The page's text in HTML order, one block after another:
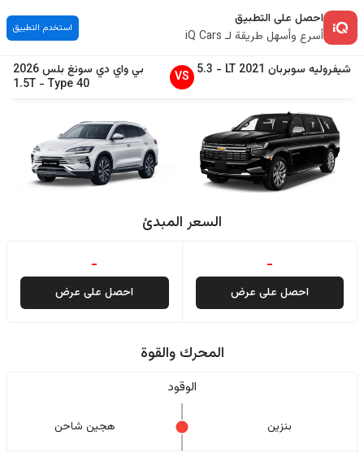
احصل على التطبيق
أسرع وأسهل طريقة لـ iQ Cars
استخدم التطبيق
شيفروليه سوبربان 2021
LT
-
5.3
VS بي واي دي سونغ بلس2026
Type 40
-
1.5T
السعر المبدئ
-
احصل على عرض
-
احصل على عرض
المحرك والقوة
الوقود
بنزين هجين شاحن